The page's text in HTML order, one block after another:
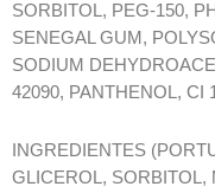
SORBITOL, PEG-150,
SENEGAL GUM,
SODIUM
42090, PANTHENOL, CI
INGREDIENTES
GLICEROL, SORBITOL,